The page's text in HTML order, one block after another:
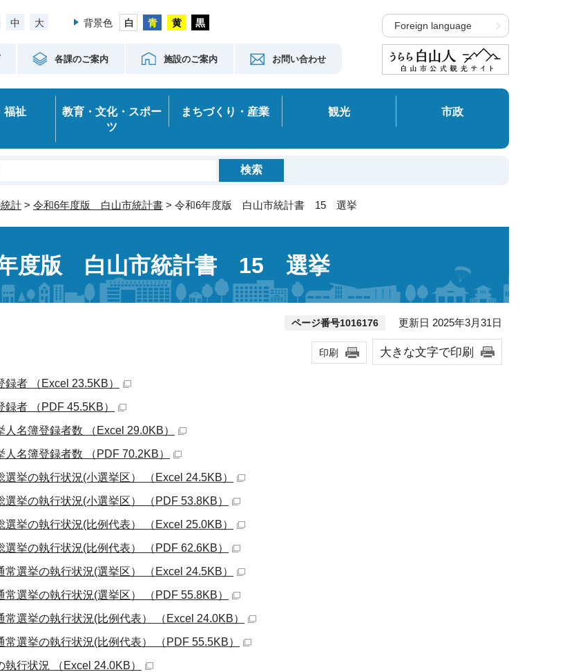
中 大 背景色
各課のご案内 施設のご案内 お問い合わせ
Foreign language
福祉
教育・文化・スポー
ツ
まちづくり・産業 観光 市政
計 > 令和6年度版 白山市統計書 > 令和6年度版 白山市統計書 15 選挙
度版 白山市統計書 15 選挙
ページ番号1016176 更新日 2025年3月31日
印刷 大きな文字で印刷
録者 （Excel 23.5KB）
録者 （PDF 45.5KB）
人名簿登録者数 （Excel 29.0KB）
人名簿登録者数 （PDF 70.2KB）
選挙の執行状況(小選挙区） （Excel 24.5KB）
選挙の執行状況(小選挙区） （PDF 53.8KB）
選挙の執行状況(比例代表） （Excel 25.0KB）
選挙の執行状況(比例代表） （PDF 62.6KB）
常選挙の執行状況(選挙区） （Excel 24.5KB）
常選挙の執行状況(選挙区） （PDF 55.8KB）
常選挙の執行状況(比例代表） （Excel 24.0KB）
常選挙の執行状況(比例代表） （PDF 55.5KB）
執行状況 （Excel 24.0KB）